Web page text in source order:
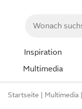
Inspiration
Multimedia
Startseite Multimedia